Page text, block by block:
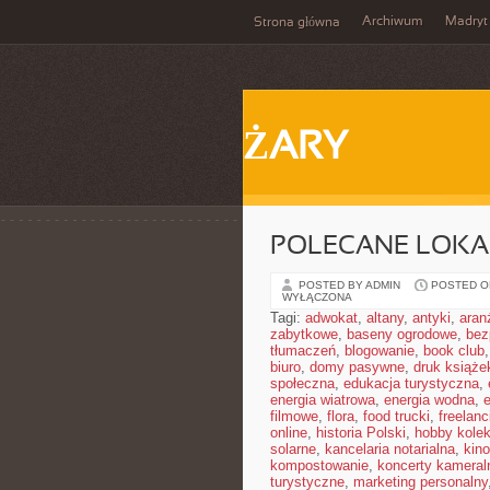
Strona główna Archiwum Madryt
ŻARY
POLECANE
POSTED BY ADMIN POSTED
WYŁĄCZONA
Tagi: adwokat, altany, antyki,
zabytkowe, baseny ogrodowe,
tłumaczeń, blogowanie, book club,
biuro, domy pasywne, druk
społeczna, edukacja turystyczna,
energia wiatrowa, energia wodna,
filmowe, flora, food trucki,
online, historia Polski, hobby
solarne, kancelaria notarialna,
kompostowanie, koncerty
turystyczne, marketing personalny,